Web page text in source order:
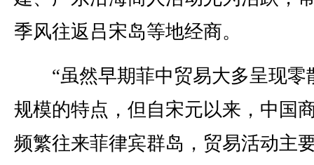
季风往返吕宋岛等地经商。
“虽然早期菲中贸易大多呈现零
规模的特点，但自宋元以来，中国
频繁往来菲律宾群岛，贸易活动主